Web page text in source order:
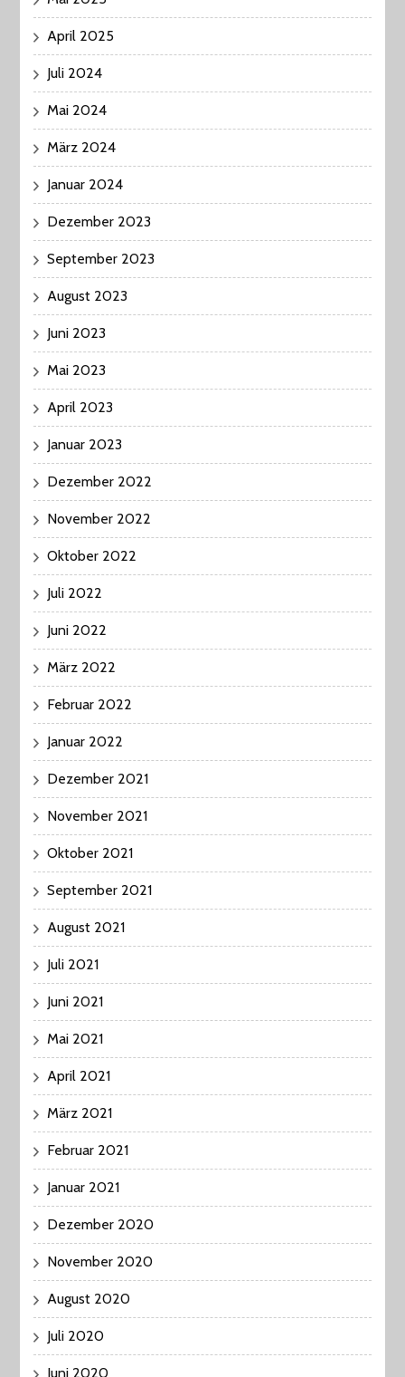
April 2025
Juli 2024
Mai 2024
März 2024
Januar 2024
Dezember 2023
September 2023
August 2023
Juni 2023
Mai 2023
April 2023
Januar 2023
Dezember 2022
November 2022
Oktober 2022
Juli 2022
Juni 2022
März 2022
Februar 2022
Januar 2022
Dezember 2021
November 2021
Oktober 2021
September 2021
August 2021
Juli 2021
Juni 2021
Mai 2021
April 2021
März 2021
Februar 2021
Januar 2021
Dezember 2020
November 2020
August 2020
Juli 2020
Juni 2020